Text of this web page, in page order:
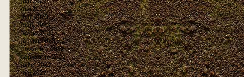
mai 2023
avril 2023
mars 2023
février 2023
janvier 2023
novembre 2022
septembre 2022
juillet 2022
mai 2022